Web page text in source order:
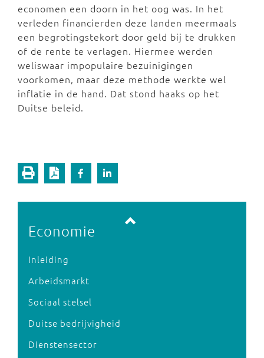
economen een doorn in het oog was. In het
verleden financierden deze landen meermaals
een begrotingstekort door geld bij te drukken
of de rente te verlagen. Hiermee werden
weliswaar impopulaire bezuinigingen
voorkomen, maar deze methode werkte wel
inflatie in de hand. Dat stond haaks op het
Duitse beleid.
Economie
Inleiding
Arbeidsmarkt
Sociaal stelsel
Duitse bedrijvigheid
Dienstensector